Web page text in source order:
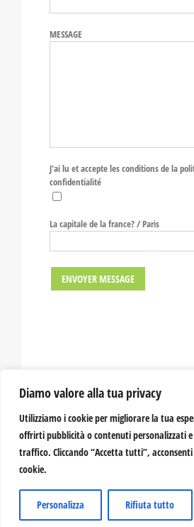
Diamo valore alla tua privacy
Utilizziamo i cookie per migliorare la tua
offrirti pubblicità o contenuti personalizzati
traffico. Cliccando “Accetta tutti”,
cookie.
Personalizza Rifiuta tutto
MESSAGE
J'ai lu et accepte les conditions de la
confidentialité
La capitale de la france? / Paris
© 2012 -
P.I. 00366020782 | Credits:
YouTubeFacebook